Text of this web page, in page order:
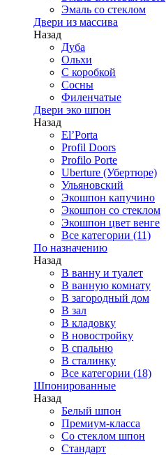
Эмаль со стеклом
Двери из массива
Назад
Дуба
Ольхи
С коробкой
Сосны
Филенчатые
Двери эко шпон
Назад
El’Porta
Profil Doors
Profilo Porte
Uberture (Убертюре)
Ульяновский
Экошпон капучино
Экошпон со стеклом
Экошпон цвет венге
Все категории (11)
По назначению
Назад
В ванну и туалет
В ванную комнату
В загородный дом
В зал
В кладовку
В новостройку
В спальню
В сталинку
Все категории (18)
Шпонированные
Назад
Белый шпон
Премиум-класса
Со стеклом шпон
Стандарт